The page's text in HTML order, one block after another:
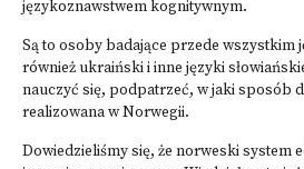
językoznawstwem kognitywnym.
Są to osoby badające przede wszystkim
również ukraiński i inne języki
nauczyć się, podpatrzeć, w jaki sposób
realizowana w Norwegii.
Dowiedzieliśmy się, że norweski system